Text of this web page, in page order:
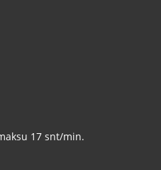
17 snt/min.